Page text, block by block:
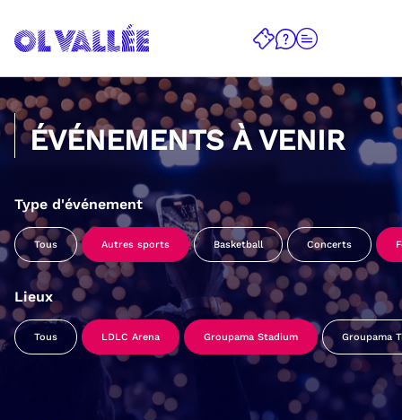
ÉVÉNEMENTS À VENIR
Type d'événement
Tous Autres sports Basketball Concerts
Lieux
Tous LDLC Arena Groupama Stadium Groupama